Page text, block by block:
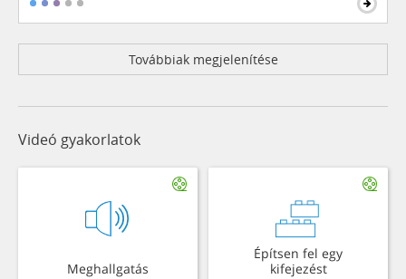
Továbbiak megjelenítése
Videó gyakorlatok
Meghallgatás
Építsen fel egy
kifejezést